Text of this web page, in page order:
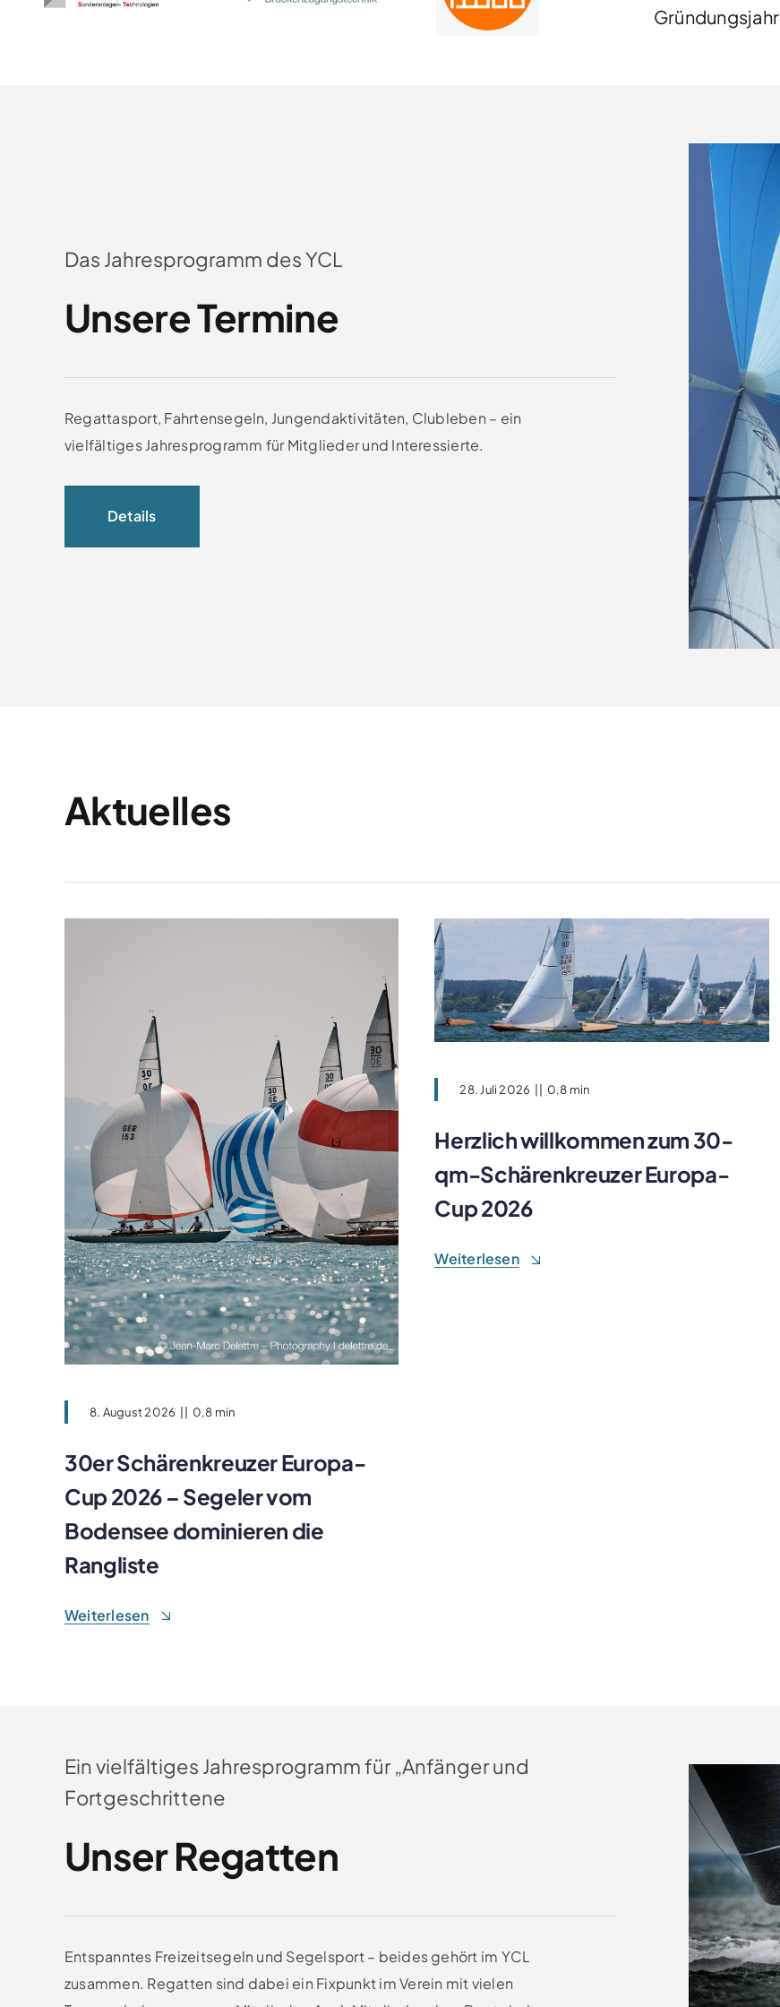
Gründungsjahr
Das Jahresprogramm des YCL
Unsere Termine
Regattasport, Fahrtensegeln, Jungendaktivitäten, Clubleben – ein
vielfältiges Jahresprogramm für Mitglieder und Interessierte.
Details
Aktuelles
8. August 2026 0,8 min
30er Schärenkreuzer Europa-
Cup 2026 – Segeler vom
Bodensee dominieren die
Rangliste
Weiterlesen
28. Juli 2026 0,8 min
Herzlich willkommen zum 30-
qm-Schärenkreuzer Europa-
Cup 2026
Weiterlesen
Ein vielfältiges Jahresprogramm für „Anfänger und
Fortgeschrittene
Unser Regatten
Entspanntes Freizeitsegeln und Segelsport – beides gehört im YCL
zusammen. Regatten sind dabei ein Fixpunkt im Verein mit vielen